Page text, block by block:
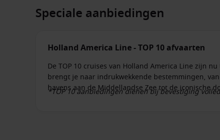
Speciale aanbiedingen
Holland America Line - TOP 10 afvaarten
De TOP 10 cruises van Holland America Line zijn
brengt je naar indrukwekkende bestemmingen,
havens aan de Middellandse Zee tot de iconische
*TOP 10 aanbiedingen dienen bij bevestiging